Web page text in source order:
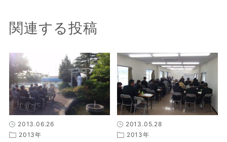
関連する投稿
2013.06.26
2013年
2013.05.28
2013年